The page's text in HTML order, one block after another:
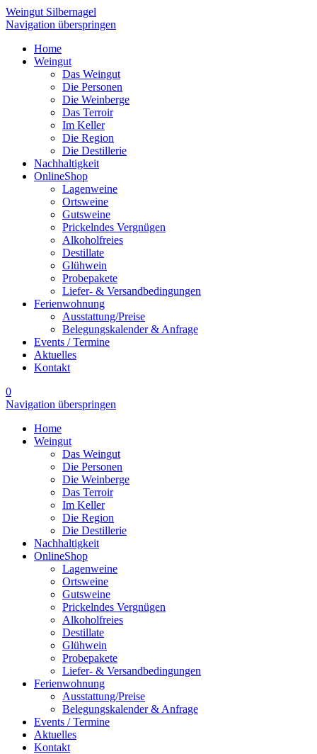
Weingut Silbernagel
Navigation überspringen
Home
Weingut
Das Weingut
Die Personen
Die Weinberge
Das Terroir
Im Keller
Die Region
Die Destillerie
Nachhaltigkeit
OnlineShop
Lagenweine
Ortsweine
Gutsweine
Prickelndes Vergnügen
Alkoholfreies
Destillate
Glühwein
Probepakete
Liefer- & Versandbedingungen
Ferienwohnung
Ausstattung/Preise
Belegungskalender & Anfrage
Events / Termine
Aktuelles
Kontakt
0
Navigation überspringen
Home
Weingut
Das Weingut
Die Personen
Die Weinberge
Das Terroir
Im Keller
Die Region
Die Destillerie
Nachhaltigkeit
OnlineShop
Lagenweine
Ortsweine
Gutsweine
Prickelndes Vergnügen
Alkoholfreies
Destillate
Glühwein
Probepakete
Liefer- & Versandbedingungen
Ferienwohnung
Ausstattung/Preise
Belegungskalender & Anfrage
Events / Termine
Aktuelles
Kontakt